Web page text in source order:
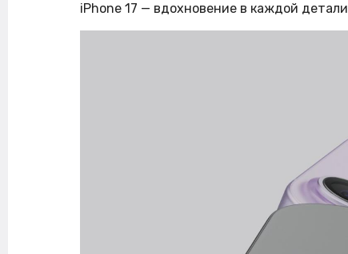
iPhone 17 — вдохновение в каждой детали